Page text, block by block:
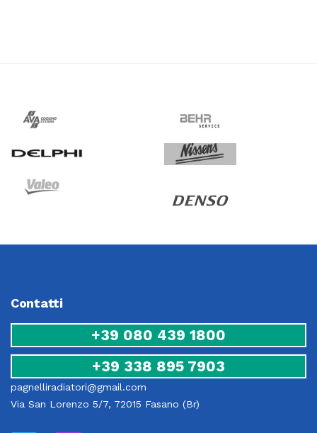
Contatti
+39 080 439 1800
+39 338 895 7903
pagnelliradiatori@gmail.com
Via San Lorenzo 5/7, 72015 Fasano (Br)